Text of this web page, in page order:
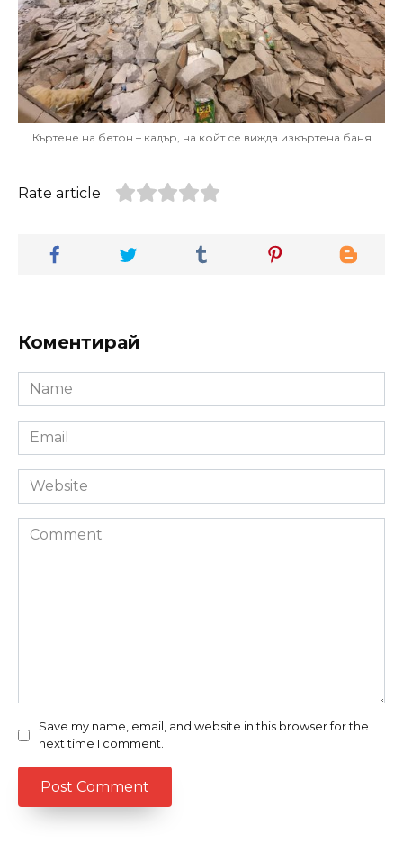
Къртене на бетон – кадър, на койт се вижда изкъртена баня
Rate article
Коментирай
Name
*
Email
*
Website
Comment
Save my name, email, and website in this browser for the
next time I comment.